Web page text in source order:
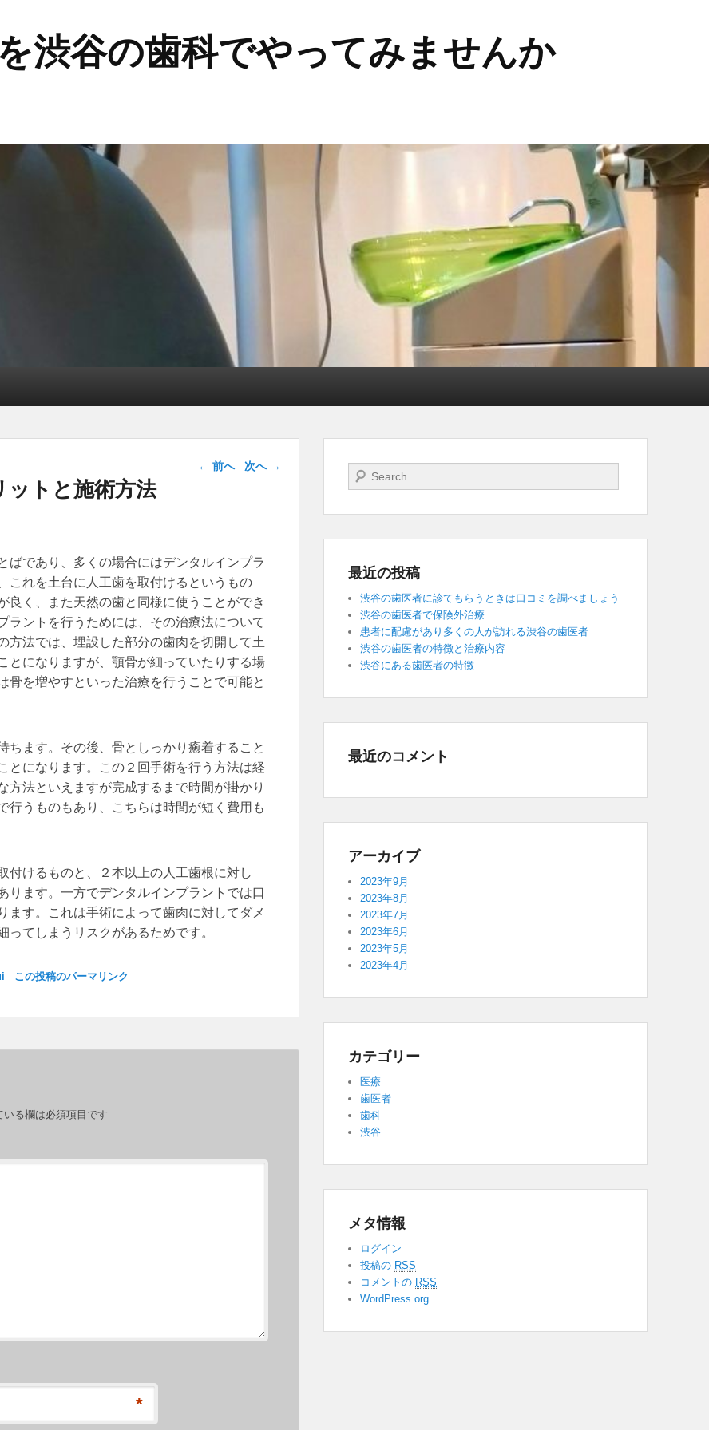
渋谷の歯科でやってみませんか
投稿ナビゲー
ション
← 前へ 次へ →
トと施術方法
ばであり、多くの場合にはデンタルインプラ
これを土台に人工歯を取付けるというもの
良く、また天然の歯と同様に使うことができ
ラントを行うためには、その治療法について
方法では、埋設した部分の歯肉を切開して土
とになりますが、顎骨が細っていたりする場
骨を増やすといった治療を行うことで可能と
ちます。その後、骨としっかり癒着すること
とになります。この２回手術を行う方法は経
法といえますが完成するまで時間が掛かり
行うものもあり、こちらは時間が短く費用も
付けるものと、２本以上の人工歯根に対し
ります。一方でデンタルインプラントでは口
ます。これは手術によって歯肉に対してダメ
てしまうリスクがあるためです。
この投稿のパーマリンク
いる欄は必須項目です
*
検索開始
最近の投稿
渋谷の歯医者に診てもらうときは口コミを調べましょう
渋谷の歯医者で保険外治療
患者に配慮があり多くの人が訪れる渋谷の歯医者
渋谷の歯医者の特徴と治療内容
渋谷にある歯医者の特徴
最近のコメント
アーカイブ
2023年9月
2023年8月
2023年7月
2023年6月
2023年5月
2023年4月
カテゴリー
医療
歯医者
歯科
渋谷
メタ情報
ログイン
投稿の RSS
コメントの RSS
WordPress.org